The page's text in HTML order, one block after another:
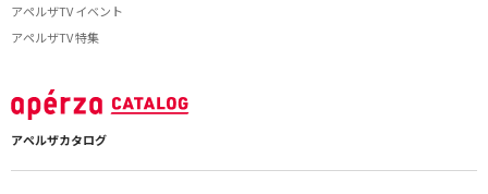
アペルザTV イベント
アペルザTV 特集
アペルザカタログ